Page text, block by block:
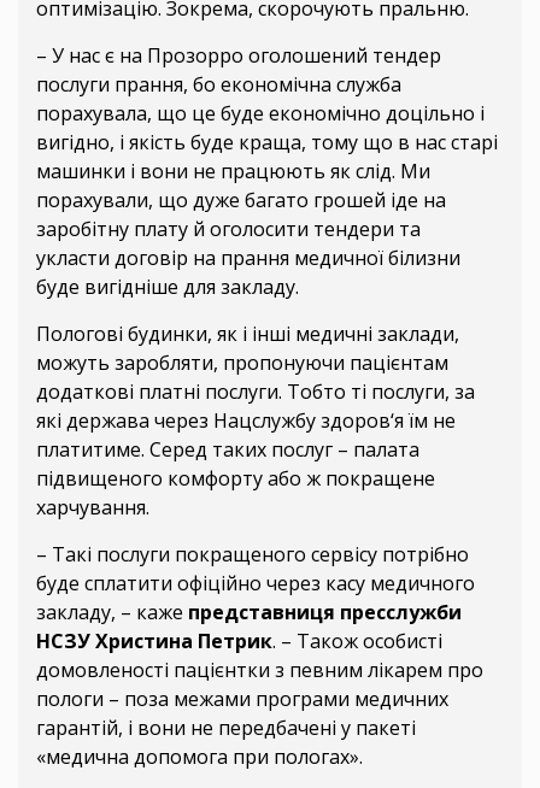
оптимізацію. Зокрема, скорочують пральню.
– У нас є на Прозорро оголошений тендер
послуги прання, бо економічна служба
порахувала, що це буде економічно доцільно і
вигідно, і якість буде краща, тому що в нас старі
машинки і вони не працюють як слід. Ми
порахували, що дуже багато грошей іде на
заробітну плату й оголосити тендери та
укласти договір на прання медичної білизни
буде вигідніше для закладу.
Пологові будинки, як і інші медичні заклади,
можуть заробляти, пропонуючи пацієнтам
додаткові платні послуги. Тобто ті послуги, за
які держава через Нацслужбу здоров‘я їм не
платитиме. Серед таких послуг – палата
підвищеного комфорту або ж покращене
харчування.
– Такі послуги покращеного сервісу потрібно
буде сплатити офіційно через касу медичного
закладу, – каже представниця пресслужби
НСЗУ Христина Петрик. – Також особисті
домовленості пацієнтки з певним лікарем про
пологи – поза межами програми медичних
гарантій, і вони не передбачені у пакеті
«медична допомога при пологах».